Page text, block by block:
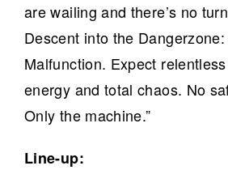
are wailing and there’s no
Descent into the
Malfunction. Expect relentless
energy and total chaos. No
Only the machine.”
Line-up: